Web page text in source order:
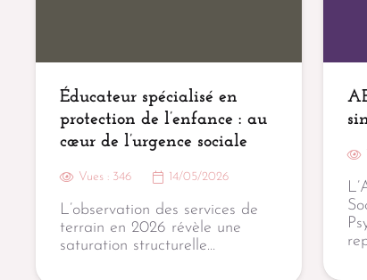
Éducateur spécialisé en
protection de l’enfance : au
cœur de l’urgence sociale
Vues : 346 14/05/2026
L’observation des services de
terrain en 2026 révèle une
saturation structurelle…